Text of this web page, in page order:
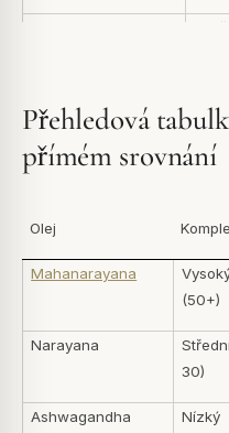
Přehledová
přímém srovnání
Olej
Mahanarayana
(50+)
Narayana
30)
Ashwagandha Nízký